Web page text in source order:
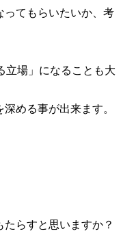
ってもらいたいか、考
立場」になることも大
める事が出来ます。
らすと思いますか？